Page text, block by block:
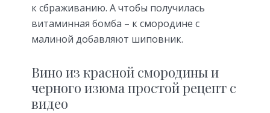
к сбраживанию. А чтобы получилась
витаминная бомба – к смородине с
малиной добавляют шиповник.
Вино из красной смородины и
черного изюма простой рецепт с
видео